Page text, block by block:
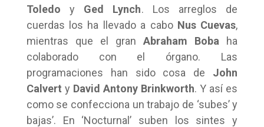
Toledo y Ged Lynch. Los arreglos de
cuerdas los ha llevado a cabo Nus Cuevas,
mientras que el granAbraham Boba ha
colaborado con el órgano. Las
programaciones han sido cosa de John
Calvert y David Antony Brinkworth. Y así es
como se confecciona un trabajo de ‘subes’ y
bajas’. En ‘Nocturnal’ suben los sintes y